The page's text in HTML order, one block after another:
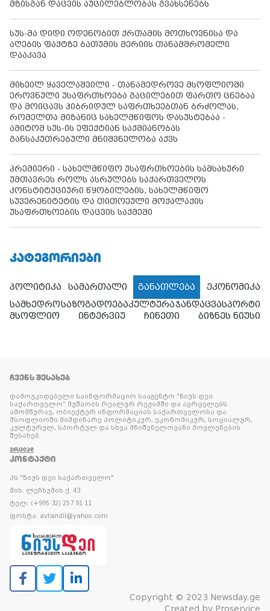
მზისგან დაცვის აუცილებლობას გვახსენებს
სუს-მა დიდი ოდენობით ქრთამის მოთხოვნისა და
აღების ფაქტზე ბათუმის მერიის თანამშრომელი
დააკავა
მიხეილ ყაველაშვილი - თანამედროვე მსოფლიოში
ეროვნული უსაფრთხოება გაცილებით ფართო ცნებაა
და მოიცავს ჰიბრიდულ საფრთხეებთან ბრძოლას,
რომელთა მიზანიც სახელმწიფოს დასუსტებაა -
ამიტომ სუს-ის ეფექტიან საქმიანობას
განსაკუთრებული მნიშვნელობა აქვს
პრემიერი - სახელმწიფო უსაფრთხოების სამსახური
უმთავრეს როლს ასრულებს საქართველოს
კონსტიტუციური წყობილების, სახელმწიფო
სუვერენიტეტის და თითოეული მოქალაქის
უსაფრთხოების დაცვის საქმეში
ᲙᲐᲢᲔᲒᲝᲠᲘᲔᲑᲘ
პოლიტიკა სამართალი განათლება
ეკონომიკა
სამხედროსაზოგადოებაკულტურაჯანდაცვასპორტი
მსოფლიო
ინტერვიუ ჩინეთი ბიზნეს ნიუსი
ᲩᲕᲔᲜᲡ ᲨᲔᲡᲐᲮᲔᲑ
დამოუკიდებელი საინფორმაციო სააგენტო “ნიუს დეი
საქართველო” მუშაობს რეალურ რეჟიმში და ავრცელებს
ამომწურავ, ობიექტურ ინფორმაციას საქართველოსა და
მსოფლიოში მიმდინარე პოლიტიკურ, ეკონომიკურ, სოციალურ,
კულტურულ, სპორტულ და სხვა მნიშვნელოვანი მოვლენების
შესახებ.
ᲕᲠᲪᲚᲐᲓ
ᲙᲝᲜᲢᲐᲥᲢᲘ
პს "ნიუს დეი საქართველო"
მის: ლეჩხუმის ქ. 43
ტელ: (+995 32) 257 91 11
ფოსტა: avtandil@yahoo.com
Copyright © 2023 Newsday.ge
Created by Proservice